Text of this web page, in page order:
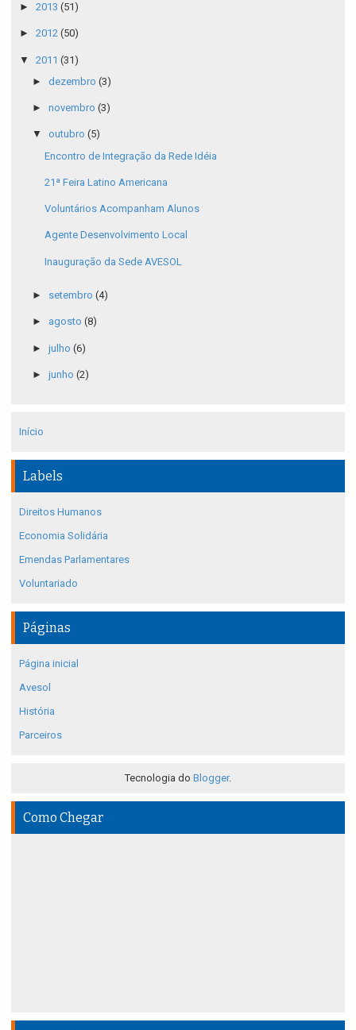
► 2013 (51)
► 2012 (50)
▼ 2011 (31)
► dezembro (3)
► novembro (3)
▼ outubro (5)
Encontro de Integração da Rede Idéia
Voluntários Acompanham Alunos
Agente Desenvolvimento Local
Inauguração da Sede AVESOL
► setembro (4)
► agosto (8)
► julho (6)
► junho (2)
Início
Labels
Direitos Humanos
Economia Solidária
Emendas Parlamentares
Voluntariado
Páginas
Página inicial
Avesol
História
Parceiros
Tecnologia do Blogger.
Como Chegar